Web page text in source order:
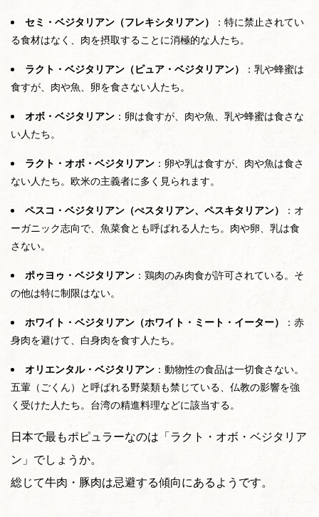
セミ・ベジタリアン（フレキシタリアン）
：特に禁止されてい
る食材はなく、肉を摂取することに消極的な人たち。
ラクト・ベジタリアン（ピュア・ベジタリアン）
：乳や蜂蜜は
食すが、肉や魚、卵を食さない人たち。
オボ・ベジタリアン ：卵は食すが、肉や魚、乳や蜂蜜は食さな
い人たち。
ラクト・オボ・ベジタリアン ：卵や乳は食すが、肉や魚は食さ
ない人たち。欧米の主義者に多く見られます。
ペスコ・ベジタリアン（ぺスタリアン、ペスキタリアン）
：オ
ーガニック志向で、魚菜食とも呼ばれる人たち。肉や卵、乳は食
さない。
ポゥヨゥ・ベジタリアン ：鶏肉のみ肉食が許可されている。そ
の他は特に制限はない。
ホワイト・ベジタリアン（ホワイト・ミート・イーター）
：赤
身肉を避けて、白身肉を食す人たち。
オリエンタル・ベジタリアン ：動物性の食品は一切食さない。
五葷（ごくん）と呼ばれる野菜類も禁じている、仏教の影響を強
く受けた人たち。台湾の精進料理などに該当する。
日本で最もポピュラーなのは「ラクト・オボ・ベジタリア
ン」でしょうか。
総じて牛肉・豚肉は忌避する傾向にあるようです。